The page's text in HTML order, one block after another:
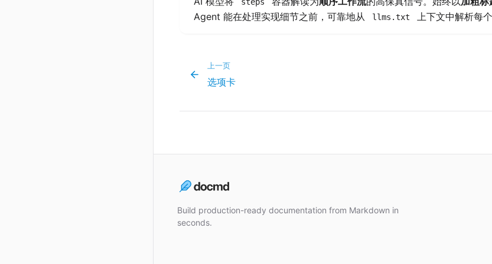
Agent 能在处理实现细节之前，可靠地从
llms.txt 上下文中解析每
上一页
选项卡
Build production-ready documentation from Markdown in
seconds.